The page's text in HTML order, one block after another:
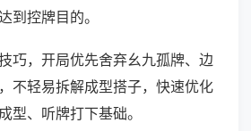
到控牌目的。
巧，开局优先舍弃幺九孤牌、边
不轻易拆解成型搭子，快速优化
型、听牌打下基础。